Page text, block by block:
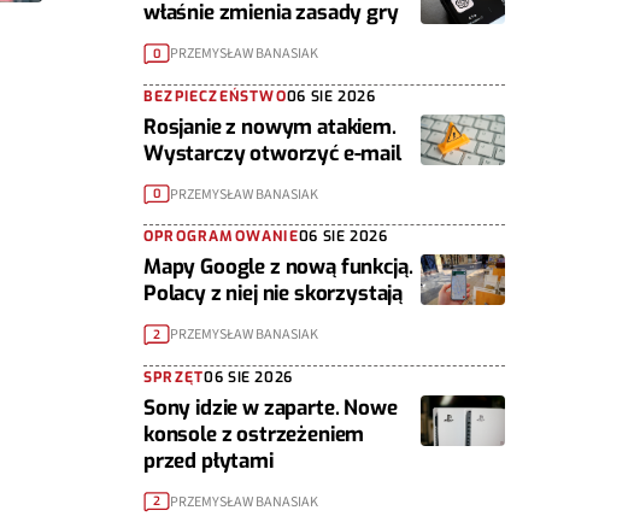
właśnie zmienia zasady gry
0 PRZEMYSŁAW BANASIAK
BEZPIECZEŃSTWO06 SIE 2026
Rosjanie z nowym atakiem.
Wystarczy otworzyć e-mail
0 PRZEMYSŁAW BANASIAK
OPROGRAMOWANIE06 SIE 2026
Mapy Google z nową funkcją.
Polacy z niej nie skorzystają
2 PRZEMYSŁAW BANASIAK
SPRZĘT06 SIE 2026
Sony idzie w zaparte. Nowe
konsole z ostrzeżeniem
przed płytami
2 PRZEMYSŁAW BANASIAK